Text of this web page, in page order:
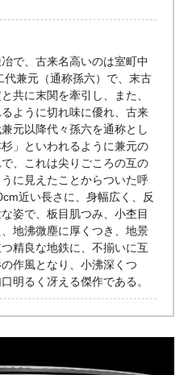
で、古来名高いのは室町中
兼元（通称孫六）で、末古
共に末関を牽引し、また、
ように切れ味に優れ、古来
元以降代々孫六を通称とし
」といわれるように兼元の
、これは尖りごころの互の
に見えたことからついた呼
近い長さに、身幅広く、反
姿で、板目肌つみ、小杢目
地沸微塵に厚くつき、地景
精良な地鉄に、不揃いに互
作風となり、小沸深くつ
明るく冴える傑作である。